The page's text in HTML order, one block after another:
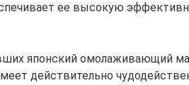
ее высокую
японский омолаживающий
действительно